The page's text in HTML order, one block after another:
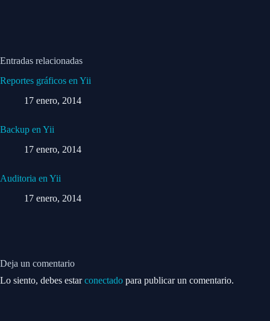
Entradas relacionadas
Reportes gráficos en Yii
17 enero, 2014
Backup en Yii
17 enero, 2014
Auditoria en Yii
17 enero, 2014
Deja un comentario
Lo siento, debes estarconectado para publicar un comentario.